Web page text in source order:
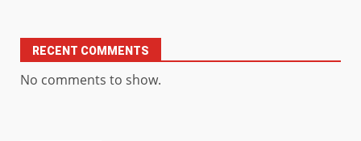
RECENT COMMENTS
No comments to show.